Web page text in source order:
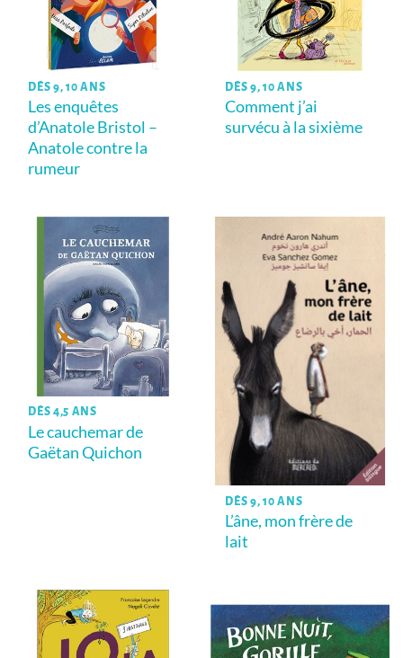
DÈS 9, 10 ANS
Les enquêtes
d’Anatole Bristol –
Anatole contre la
rumeur
DÈS 9, 10 ANS
Comment j’ai
survécu à la sixième
DÈS 4,5 ANS
Le cauchemar de
Gaëtan Quichon
DÈS 9, 10 ANS
L’âne, mon frère de
lait